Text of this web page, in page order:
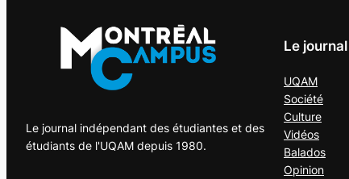
Le journal indépendant des étudiantes et des
étudiants de l'UQAM depuis 1980.
Le journal
UQAM
Société
Culture
Vidéos
Balados
Opinion